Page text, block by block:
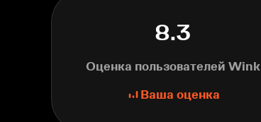
8.3
Оценка пользователей Wink
Ваша оценка